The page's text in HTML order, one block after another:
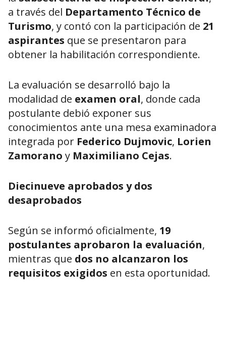
a través del Departamento Técnico de
Turismo, y contó con la participación de 21
aspirantes que se presentaron para
obtener la habilitación correspondiente.
La evaluación se desarrolló bajo la
modalidad de examen oral, donde cada
postulante debió exponer sus
conocimientos ante una mesa examinadora
integrada por Federico Dujmovic, Lorien
Zamorano y Maximiliano Cejas.
Diecinueve aprobados y dos
desaprobados
Según se informó oficialmente, 19
postulantes aprobaron la evaluación,
mientras que dos no alcanzaron los
requisitos exigidos en esta oportunidad.